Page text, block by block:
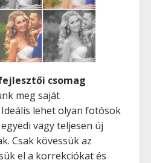
csomag
meg saját
lehet olyan fotósok
vagy teljesen új
Csak kövessük az
el a korrekciókat és